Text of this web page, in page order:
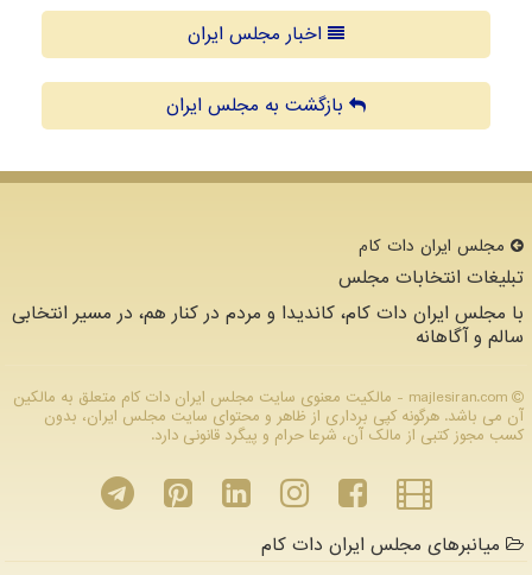
اخبار مجلس ایران
بازگشت به مجلس ایران
مجلس ایران دات كام
تبلیغات انتخابات مجلس
با مجلس ایران دات کام، کاندیدا و مردم در کنار هم، در مسیر انتخابی
سالم و آگاهانه
majlesiran.com - مالکیت معنوی سایت مجلس ایران دات كام متعلق به مالکین
آن می باشد. هرگونه کپی برداری از ظاهر و محتوای سایت مجلس ایران، بدون
کسب مجوز کتبی از مالک آن، شرعا حرام و پیگرد قانونی دارد.
میانبرهای مجلس ایران دات کام